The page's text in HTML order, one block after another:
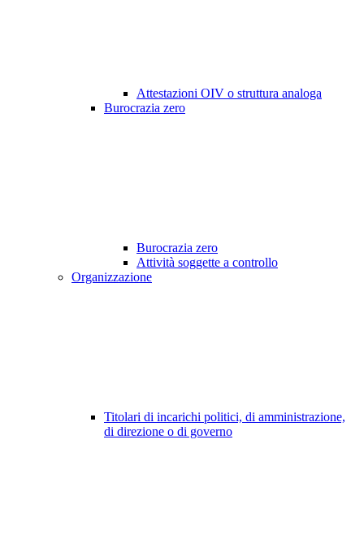
Attestazioni OIV o struttura analoga
Burocrazia zero
Burocrazia zero
Attività soggette a controllo
Organizzazione
Titolari di incarichi politici, di amministrazione,
di direzione o di governo